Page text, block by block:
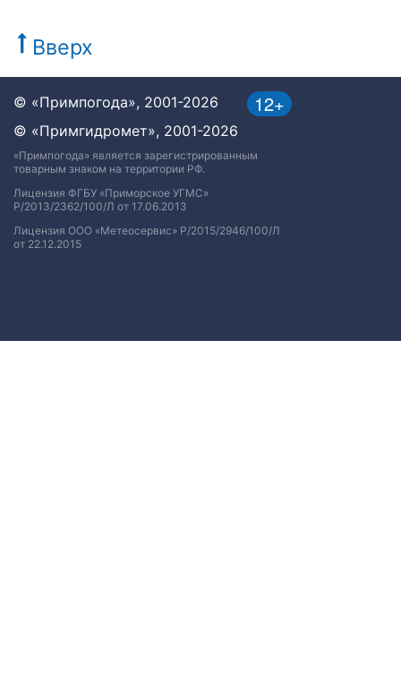
Вверх
12+
© «Примпогода», 2001-2026
© «Примгидромет», 2001-2026
«Примпогода» является зарегистрированным
товарным знаком на территории РФ.
Лицензия ФГБУ «Приморское УГМС»
Р/2013/2362/100/Л от 17.06.2013
Лицензия ООО «Метеосервис» Р/2015/2946/100/Л
от 22.12.2015